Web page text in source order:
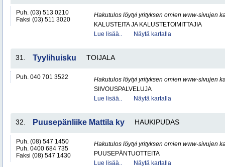
Puh. (03) 513 0210
Faksi (03) 511 3020
Hakutulos löytyi yrityksen omien www-sivujen
KALUSTEITA JA KALUSTETOIMITTAJIA
Lue lisää..
Näytä kartalla
31. Tyylihuisku TOIJALA
Puh. 040 701 3522
Hakutulos löytyi yrityksen omien www-sivujen
SIIVOUSPALVELUJA
Lue lisää..
Näytä kartalla
32. Puusepänliike Mattila ky HAUKIPUDAS
Puh. (08) 547 1450
Puh. 0400 684 735
Faksi (08) 547 1430
Hakutulos löytyi yrityksen omien www-sivujen
PUUSEPÄNTUOTTEITA
Lue lisää..
Näytä kartalla